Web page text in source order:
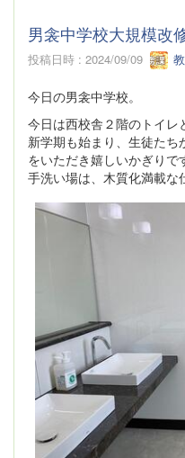
男衾中学校大規模改
投稿日時 : 2024/09/09
今日の男衾中学校。
今日は西校舎２階のトイレ
新学期も始まり、生徒た
をいただき嬉しいかぎりで
手洗い場は、木質化満載な